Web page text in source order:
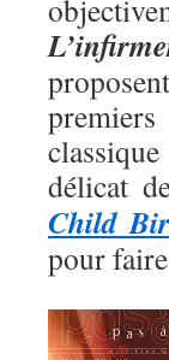
délicat
Child
pour